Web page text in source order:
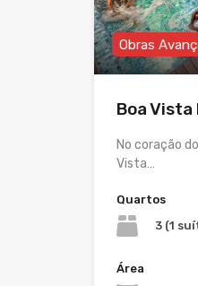
Obras
Boa
No coração
Vista…
Quartos
3 (1
Área